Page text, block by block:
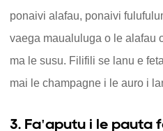
ponaivi alafau, ponaivi
vaega maualuluga o le alafau
ma le susu. Filifili se lanu e
mai le champagne i le auro i
3. Fa'aputu i le pauta